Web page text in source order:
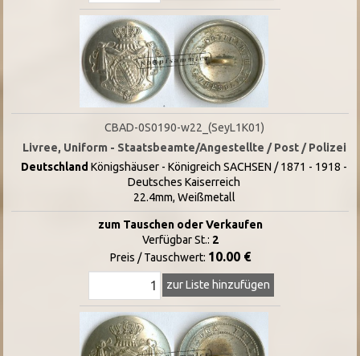
CBAD-0S0190-w22_(SeyL1K01)
Livree, Uniform - Staatsbeamte/Angestellte / Post / Polizei
Deutschland Königshäuser - Königreich SACHSEN / 1871 - 1918 -
Deutsches Kaiserreich
22.4mm, Weißmetall
zum Tauschen oder Verkaufen
Verfügbar St.: 2
Preis / Tauschwert: 10.00 €
zur Liste hinzufügen